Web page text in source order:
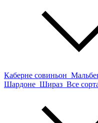
Каберне совиньон
Шардоне Шираз Все